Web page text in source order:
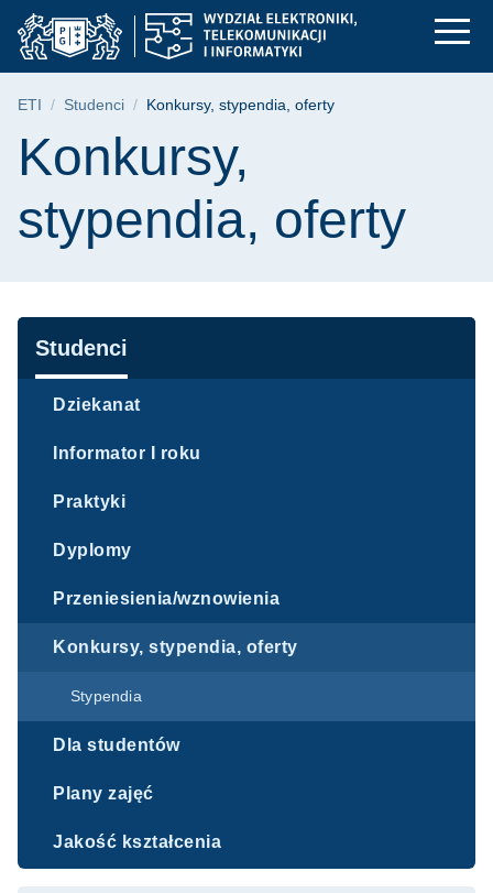
Przejdź
do
menu
Przejdź
do
wyszukiwarki
Przejdź
do
treści
Konkursy,
Ścieżka nawigacyjna
ETI Studenci Konkursy, stypendia, oferty
Treść strony
Konkursy,
stypendia, oferty
Nawigacja
Studenci
Dziekanat
Informator I roku
Praktyki
Dyplomy
Przeniesienia/wznowienia
Konkursy, stypendia, oferty
Stypendia
Dla studentów
Plany zajęć
Jakość kształcenia